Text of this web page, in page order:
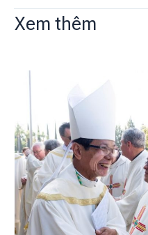
Xem thêm